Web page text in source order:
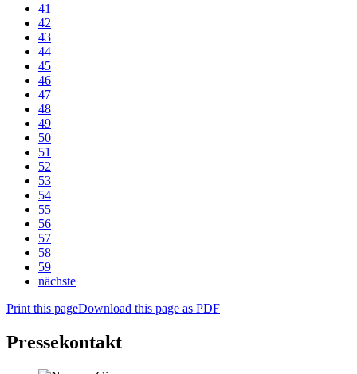
41
42
43
44
45
46
47
48
49
50
51
52
53
54
55
56
57
58
59
nächste
Print this pageDownload this page as PDF
Pressekontakt